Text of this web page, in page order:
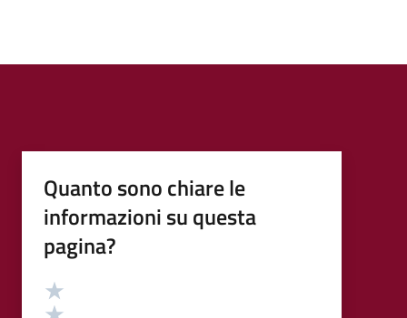
Quanto sono chiare le
informazioni su questa
pagina?
Valutazione